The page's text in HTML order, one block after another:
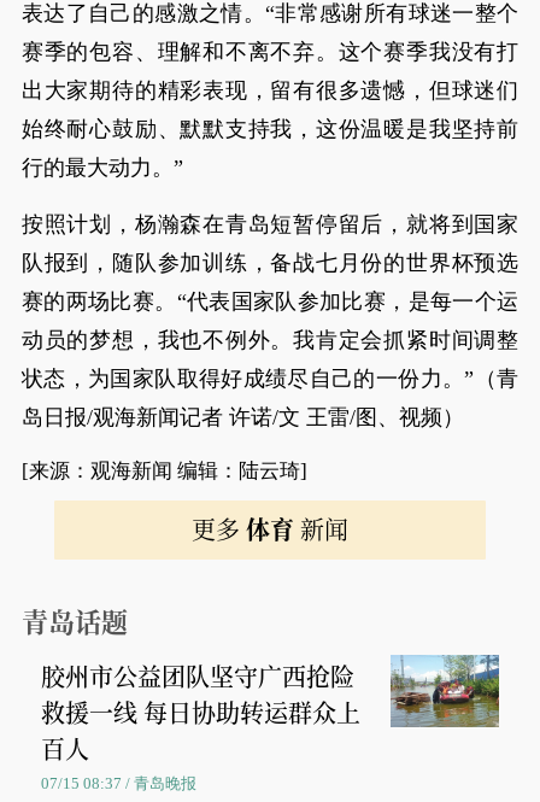
表达了自己的感激之情。“非常感谢所有球迷一整个
赛季的包容、理解和不离不弃。这个赛季我没有打
出大家期待的精彩表现，留有很多遗憾，但球迷们
始终耐心鼓励、默默支持我，这份温暖是我坚持前
行的最大动力。”
按照计划，杨瀚森在青岛短暂停留后，就将到国家
队报到，随队参加训练，备战七月份的世界杯预选
赛的两场比赛。“代表国家队参加比赛，是每一个运
动员的梦想，我也不例外。我肯定会抓紧时间调整
状态，为国家队取得好成绩尽自己的一份力。”（青
岛日报/观海新闻记者 许诺/文 王雷/图、视频）
[来源：观海新闻 编辑：陆云琦]
更多 体育 新闻
青岛话题
胶州市公益团队坚守广西抢险
救援一线 每日协助转运群众上
百人
07/15 08:37 / 青岛晚报